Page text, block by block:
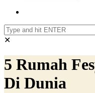
✕
5 Rumah
Di Dunia